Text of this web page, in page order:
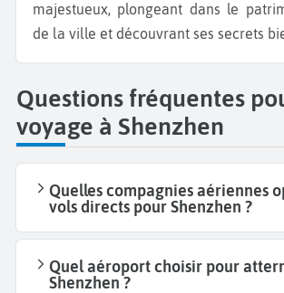
majestueux, plongeant dans le
de la ville et découvrant ses secrets
Questions fréquentes
voyage à Shenzhen
Quelles compagnies aériennes
vols directs pour Shenzhen ?
Quel aéroport choisir pour
Shenzhen ?